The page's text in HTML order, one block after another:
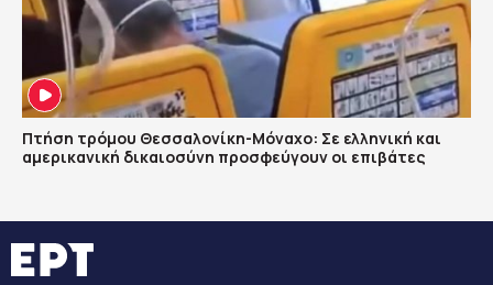
Πτήση τρόμου Θεσσαλονίκη-Μόναχο: Σε ελληνική και
αμερικανική δικαιοσύνη προσφεύγουν οι επιβάτες